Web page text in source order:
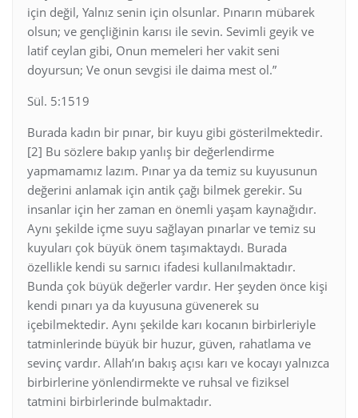
için değil, Yalnız senin için olsunlar. Pınarın mübarek
olsun; ve gençliğinin karısı ile sevin. Sevimli geyik ve
latif ceylan gibi, Onun memeleri her vakit seni
doyursun; Ve onun sevgisi ile daima mest ol.”
Sül. 5:1519
Burada kadın bir pınar, bir kuyu gibi gösterilmektedir.
[2] Bu sözlere bakıp yanlış bir değerlendirme
yapmamamız lazım. Pınar ya da temiz su kuyusunun
değerini anlamak için antik çağı bilmek gerekir. Su
insanlar için her zaman en önemli yaşam kaynağıdır.
Aynı şekilde içme suyu sağlayan pınarlar ve temiz su
kuyuları çok büyük önem taşımaktaydı. Burada
özellikle kendi su sarnıcı ifadesi kullanılmaktadır.
Bunda çok büyük değerler vardır. Her şeyden önce kişi
kendi pınarı ya da kuyusuna güvenerek su
içebilmektedir. Aynı şekilde karı kocanın birbirleriyle
tatminlerinde büyük bir huzur, güven, rahatlama ve
sevinç vardır. Allah’ın bakış açısı karı ve kocayı yalnızca
birbirlerine yönlendirmekte ve ruhsal ve fiziksel
tatmini birbirlerinde bulmaktadır.